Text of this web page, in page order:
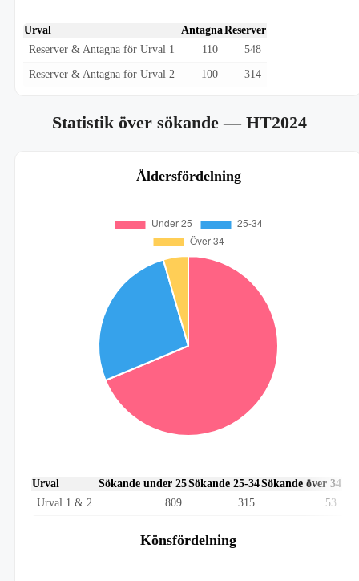
Urval AntagnaReserver
Reserver & Antagna för Urval 1
110 548
Reserver & Antagna för Urval 2 100 314
Statistik över sökande— HT2024
Åldersfördelning
Urval Sökande under 25Sökande 25-34Sökande över 34
Urval 1 & 2
809 315 53
Könsfördelning